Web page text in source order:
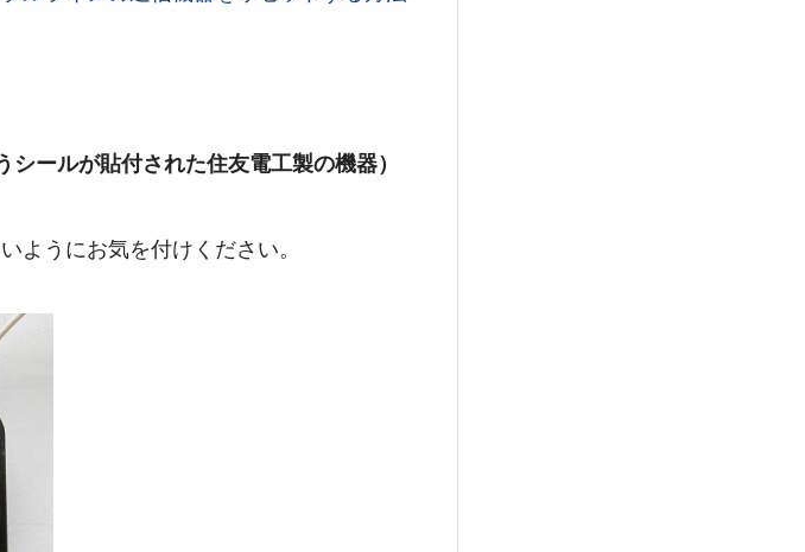
ールが貼付された住友電工製の機器）
ようにお気を付けください。